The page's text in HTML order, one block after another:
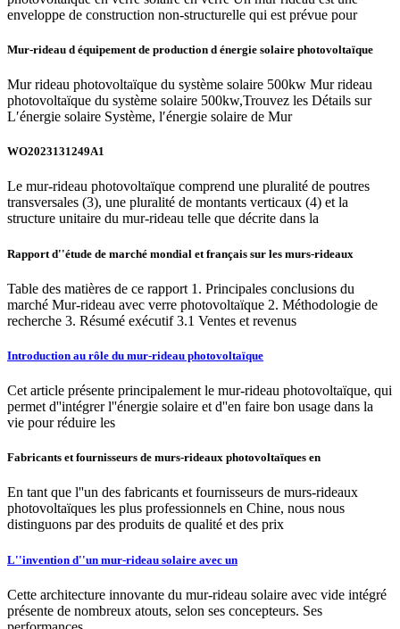
enveloppe de construction non-structurelle qui est prévue pour
Mur-rideau d équipement de production d énergie solaire photovoltaïque
Mur rideau photovoltaïque du système solaire 500kw Mur rideau
photovoltaïque du système solaire 500kw,Trouvez les Détails sur
L′énergie solaire Système, l′énergie solaire de Mur
WO2023131249A1
Le mur-rideau photovoltaïque comprend une pluralité de poutres
transversales (3), une pluralité de montants verticaux (4) et la
structure unitaire du mur-rideau telle que décrite dans la
Rapport d''étude de marché mondial et français sur les murs-rideaux
Table des matières de ce rapport 1. Principales conclusions du
marché Mur-rideau avec verre photovoltaïque 2. Méthodologie de
recherche 3. Résumé exécutif 3.1 Ventes et revenus
Introduction au rôle du mur-rideau photovoltaïque
Cet article présente principalement le mur-rideau photovoltaïque, qui
permet d''intégrer l''énergie solaire et d''en faire bon usage dans la
vie pour réduire les
Fabricants et fournisseurs de murs-rideaux photovoltaïques en
En tant que l''un des fabricants et fournisseurs de murs-rideaux
photovoltaïques les plus professionnels en Chine, nous nous
distinguons par des produits de qualité et des prix
L''invention d''un mur-rideau solaire avec un
Cette architecture innovante du mur-rideau solaire avec vide intégré
présente de nombreux atouts, selon ses concepteurs. Ses